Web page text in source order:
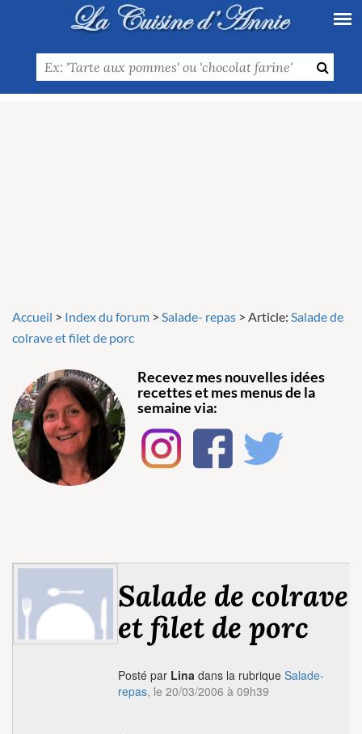
Accueil > Index du forum > Salade- repas > Article: Salade de
colrave et filet de porc
Recevez mes nouvelles idées
recettes et mes menus de la
semaine via:
Salade de colrave
et filet de porc
Posté par Lina dans la rubrique Salade-
repas, le 20/03/2006 à 09h39